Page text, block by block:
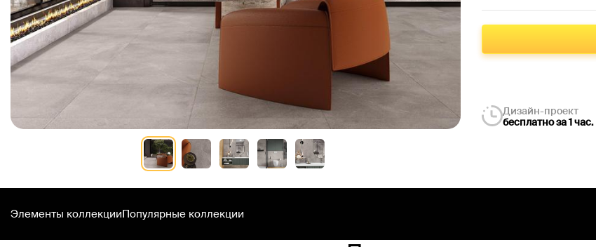
Дизайн-проект
бесплатно за 1 час.
Элементы коллекцииПопулярные коллекции